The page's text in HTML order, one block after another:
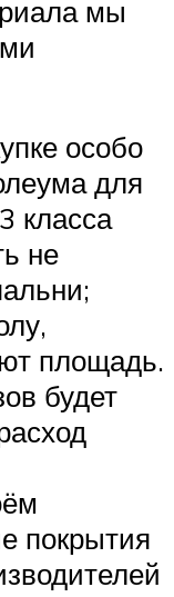
мы
особо
для
класса
не
площадь.
будет
покрытия